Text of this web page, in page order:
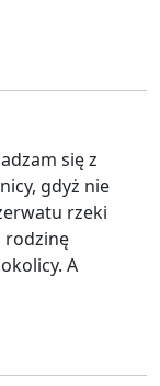
się z
gdyż nie
rzeki
rodzinę
A